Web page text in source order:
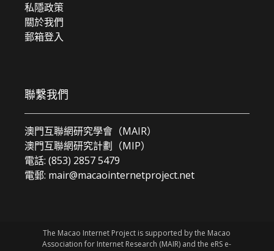
私隱政策
關於我們
郵箱登入
聯繫我們
澳門互聯網研究學會（MAIR）
澳門互聯網研究計劃（MIP）
電話: (853) 2857 5479
電郵: mair@macaointernetproject.net
The Macao Internet Project is supported by the Macao
Association for Internet Research (MAIR) and the eRS e-